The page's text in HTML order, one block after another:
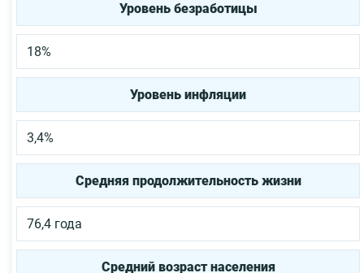
Уровень безработицы
18%
Уровень инфляции
3,4%
Средняя продолжительность жизни
76,4 года
Средний возраст населения